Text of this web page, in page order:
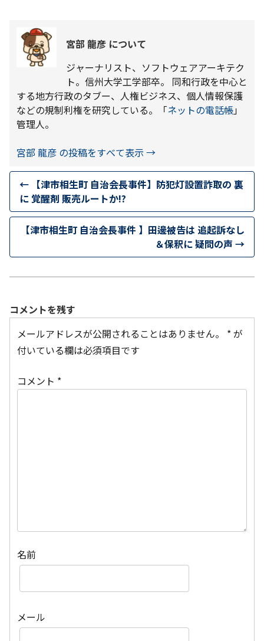
宮部 龍彦 について
ジャーナリスト、ソフトウェアアーキテク
ト。信州大学工学部卒。 同和行政を中心と
する地方行政のタブー、人権ビジネス、個人情報保護
などの規制利権を研究している。「ネットの電話帳」
管理人。
宮部 龍彦 の投稿をすべて表示 →
← 【津市相生町 自治会長事件】防犯灯設置詐取の 裏
に 覚醒剤 販売ルートか!?
【津市相生町 自治会長事件 】田邊被告は 追起訴なし
＆保釈に 疑問の声 →
コメントを残す
メールアドレスが公開されることはありません。
*が
付いている欄は必須項目です
コメント *
名前
メール